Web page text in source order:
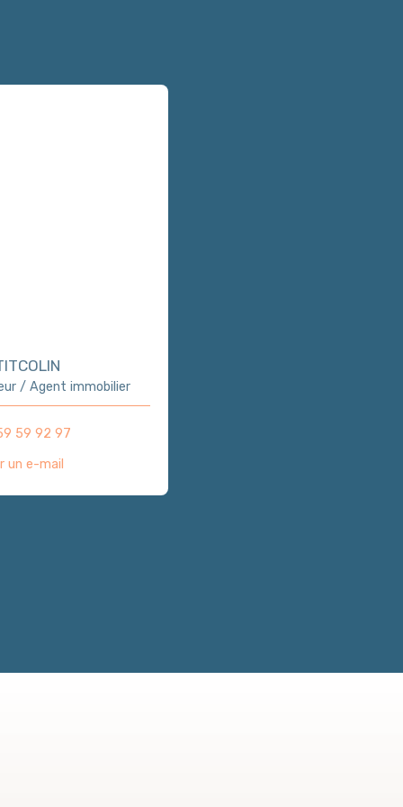
/ Agent immobilier
59 92 97
un e-mail